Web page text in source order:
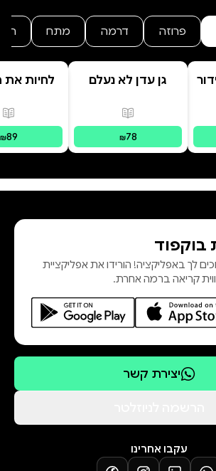
פרוזה דרמה מתח
מודפס, דיגיטלי
גן עדן לא נעלם
פורמטים זמינים מודפס
₪78
לחיות את
₪89
בוקפוד
לך באפליקציה! הורידו את אפליקציית
קריאה ברמה אחרת.
יצירת קשר
עקבו אחרינו